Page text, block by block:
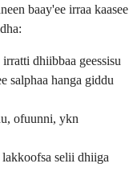
baay'ee irraa kaasee
dhiibbaa geessisu
salphaa hanga giddu
ofuunni, ykn
selii dhiiga